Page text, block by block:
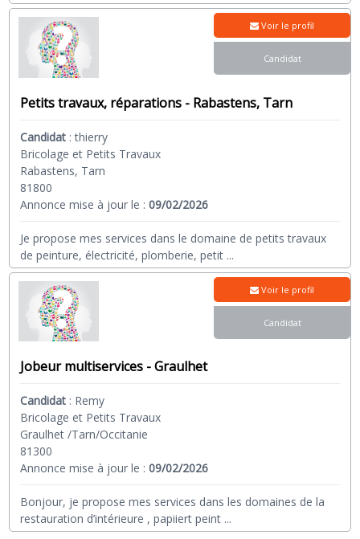
Petits travaux, réparations - Rabastens, Tarn
Candidat :thierry
Bricolage et Petits Travaux
Rabastens, Tarn
81800
Annonce mise à jour le :09/02/2026
Je propose mes services dans le domaine de petits travaux
de peinture, électricité, plomberie, petit ...
Voir le profil
Candidat
Jobeur multiservices - Graulhet
Candidat : Remy
Bricolage et Petits Travaux
Graulhet /Tarn/Occitanie
81300
Annonce mise à jour le :09/02/2026
Bonjour, je propose mes services dans les domaines de la
restauration d’intérieure , papiiert peint ...
Voir le profil
Candidat